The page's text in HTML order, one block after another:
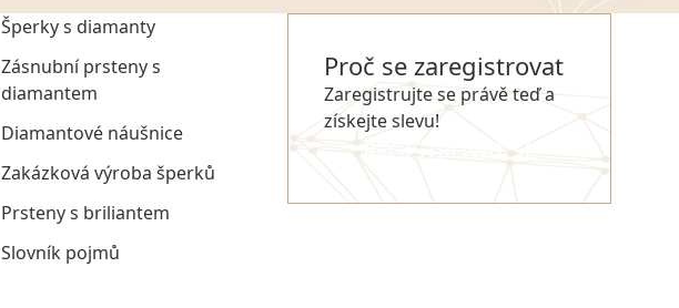
Šperky s diamanty
Zásnubní prsteny s
diamantem
Diamantové náušnice
Zakázková výroba šperků
Prsteny s briliantem
Slovník pojmů
Proč se zaregistrovat
Zaregistrujte se právě teď a
získejte slevu!
REGISTROVAT SE